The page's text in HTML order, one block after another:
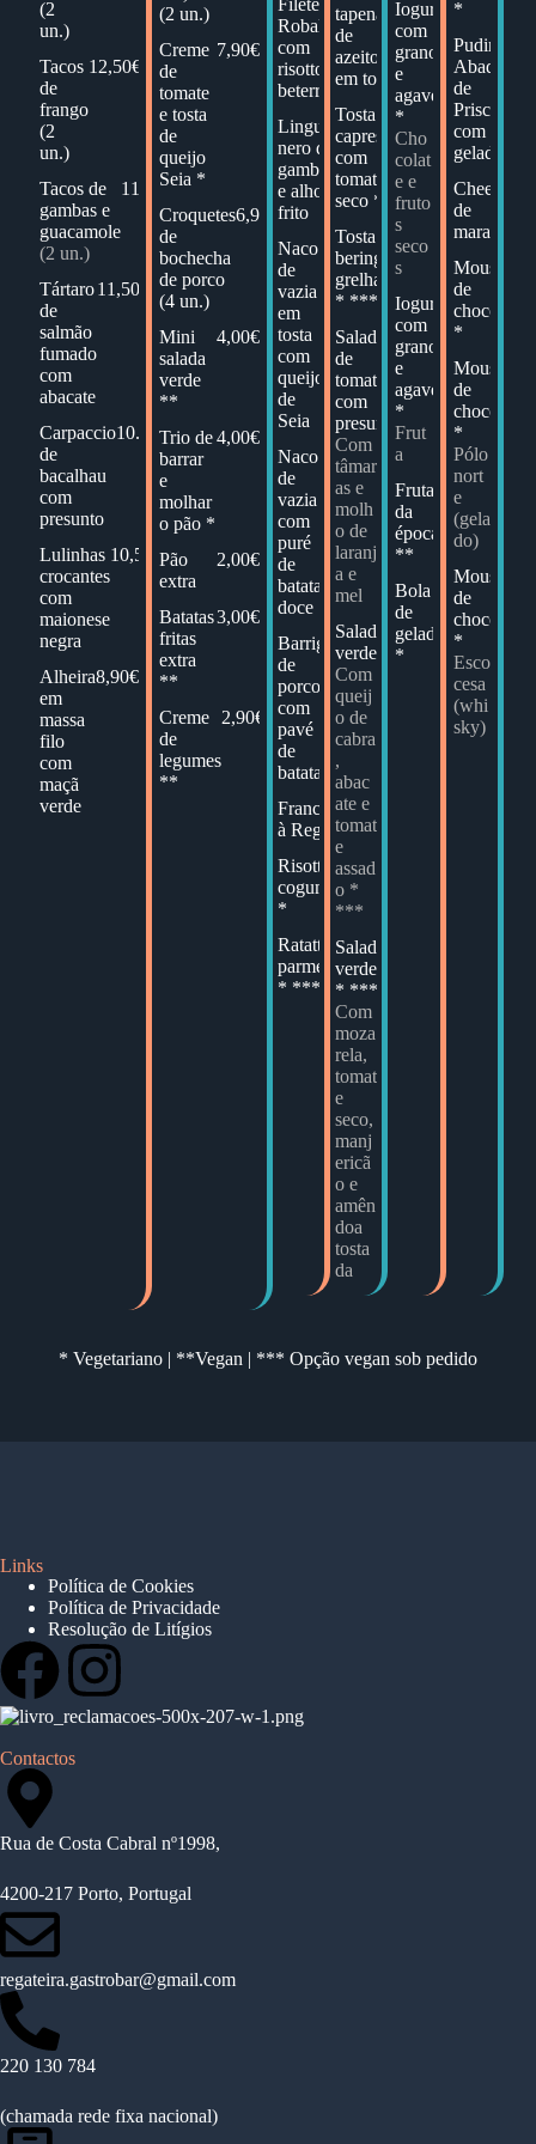
(2
un.)
Tacos
de
frango
(2
un.)
12,50€
Tacos de
gambas e
guacamole
11,50€
(2 un.)
Tártaro
de
salmão
fumado
com
abacate
11,50€
Carpaccio
de
bacalhau
com
presunto
10.90€
Lulinhas
crocantes
com
maionese
negra
10,50€
Alheira
em
massa
filo
com
maçã
verde
8,90€
(2 un.)
Creme
de
tomate
e tosta
de
queijo
Seia *
7,90€
Croquetes
de
bochecha
de porco
6,90€
(4 un.)
Mini
salada
verde
**
4,00€
Trio de
barrar
e
molhar
o pão *
4,00€
Pão
extra
2,00€
Batatas
fritas
extra
**
3,00€
Creme
de
legumes
**
2,90€
Robalo
com
risotto de
beterraba
Linguini
nero de
gambas
e alho
frito
17,50€
Naco
de
vazia
em
tosta
com
queijo
de
Seia
26,50€
Naco
de
vazia
com
puré
de
batata
doce
26,00€
Barriga
de
porco
com
pavé
de
batata
18,90€
Francesinha
à Regateira
15,50€
Risotto de
cogumelos
*
15,50€
Ratattouile
parmegianno
* ***
14,50€
tapenade
de
azeitona
em tosta
Tosta
caprese
com
tomate
seco *
9,90€
Tosta de
beringela
grelhada
* ***
Salada
de
tomate
com
presunto
15,00€
Com
tâmar
as e
molh
o de
laranj
a e
mel
Salada
verde
14,00€
Com
queij
o de
cabra
,
abac
ate e
tomat
e
assad
o *
***
Salada
verde
* ***
Com
moza
rela,
tomat
e
seco,
manj
ericã
o e
amên
doa
tosta
da
Iogurte
com
granola
e
agave
*
5,50€
Cho
colat
e e
fruto
s
seco
s
Iogurte
com
granola
e
agave
*
5,50€
Frut
a
Fruta
da
época
**
4,00€
Bola
de
gelado
*
3,50€
*
Pudim
Abade
de
Priscos
com
gelado
de
maracujá *
Mousse
de
chocolate
*
Mousse
de
chocolate
*
Pólo
nort
e
(gela
do)
Mousse
de
chocolate
*
Esco
cesa
(whi
sky)
* Vegetariano | **Vegan | *** Opção vegan sob pedido
Links
Política de Cookies
Política de Privacidade
Resolução de Litígios
Contactos
Rua de Costa Cabral nº1998,
4200-217 Porto, Portugal
regateira.gastrobar@gmail.com
220 130 784
(chamada rede fixa nacional)